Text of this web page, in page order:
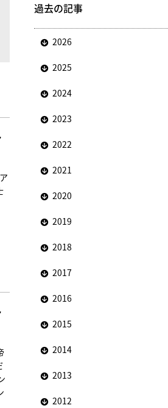
過去の記事
2026
2025
2024
2023
2022
2021
2020
2019
2018
2017
2016
2015
2014
2013
2012